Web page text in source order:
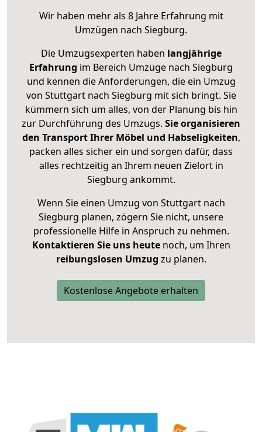
Wir haben mehr als 8 Jahre Erfahrung mit
Umzügen nach Siegburg.
Die Umzugsexperten haben langjährige
Erfahrung im Bereich Umzüge nach Siegburg
und kennen die Anforderungen, die ein Umzug
von Stuttgart nach Siegburg mit sich bringt. Sie
kümmern sich um alles, von der Planung bis hin
zur Durchführung des Umzugs. Sie organisieren
den Transport Ihrer Möbel und Habseligkeiten,
packen alles sicher ein und sorgen dafür, dass
alles rechtzeitig an Ihrem neuen Zielort in
Siegburg ankommt.
Wenn Sie einen Umzug von Stuttgart nach
Siegburg planen, zögern Sie nicht, unsere
professionelle Hilfe in Anspruch zu nehmen.
Kontaktieren Sie uns heutenoch, um Ihren
reibungslosen Umzug zu planen.
Kostenlose Angebote erhalten